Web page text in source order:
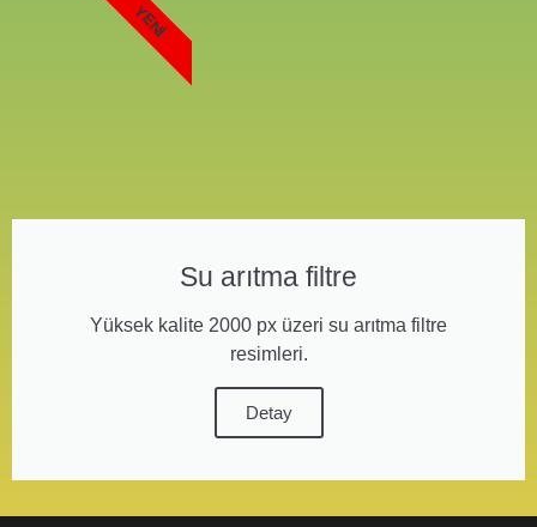
Su arıtma filtre
Yüksek kalite 2000 px üzeri su arıtma filtre
resimleri.
Detay
YENI